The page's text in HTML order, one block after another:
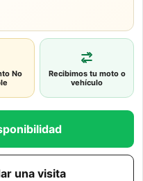
No
Recibimos tu moto o
vehículo
una visita